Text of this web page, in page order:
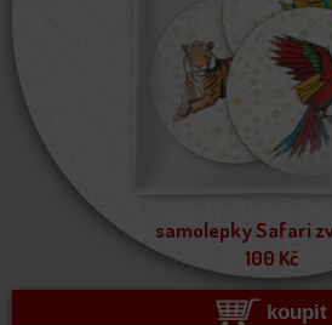
samolepky Safari
100 Kč
koupit